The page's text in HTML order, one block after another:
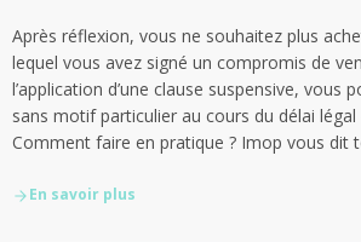
Après réflexion, vous ne souhaitez plus
lequel vous avez signé un compromis de
l’application d’une clause suspensive, vous
sans motif particulier au cours du délai
Comment faire en pratique ? Imop vous dit
En savoir plus